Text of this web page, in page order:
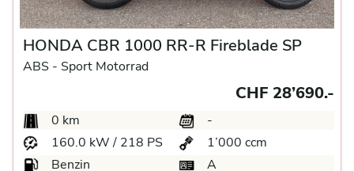
HONDA CBR 1000 RR-R Fireblade SP
ABS - Sport Motorrad
CHF 28’690.-
0 km
-
160.0 kW / 218 PS
1’000 ccm
Benzin
A